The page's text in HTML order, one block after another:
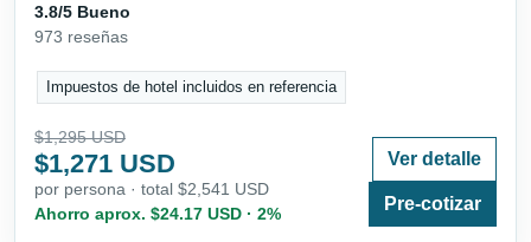
3.8/5 Bueno
973 reseñas
Impuestos de hotel incluidos en referencia
$1,295 USD
$1,271 USD
por persona · total $2,541 USD
Ahorro aprox. $24.17 USD · 2%
Ver detalle
Pre-cotizar